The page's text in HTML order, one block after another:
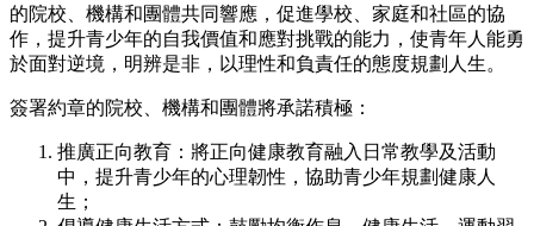
的院校、機構和團體共同響應，促進學校、家庭和社區的協
作，提升青少年的自我價值和應對挑戰的能力，使青年人能勇
於面對逆境，明辨是非，以理性和負責任的態度規劃人生。
簽署約章的院校、機構和團體將承諾積極：
推廣正向教育：將正向健康教育融入日常教學及活動
中，提升青少年的心理韌性，協助青少年規劃健康人
生；